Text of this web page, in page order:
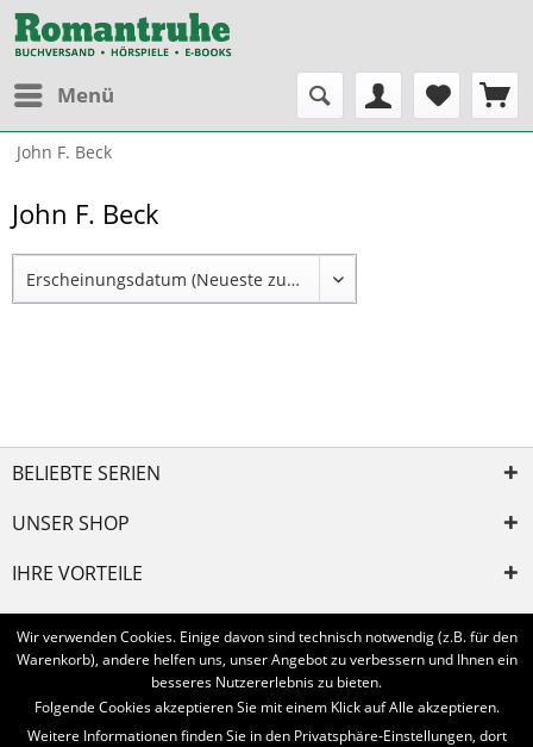
Menü
John F. Beck
John F. Beck
BELIEBTE SERIEN
UNSER SHOP
IHRE VORTEILE
INFORMIERT BLEIBEN
Bestellung widerrufen
* Alle Preise inkl. MwSt. und zzgl. Bearbeitungspauschale
Wir verwenden Cookies. Einige davon sind technisch notwendig (z.B. für den
Warenkorb), andere helfen uns, unser Angebot zu verbessern und Ihnen ein
besseres Nutzererlebnis zu bieten.
Folgende Cookies akzeptieren Sie mit einem Klick auf Alle akzeptieren.
Weitere Informationen finden Sie in den Privatsphäre-Einstellungen, dort